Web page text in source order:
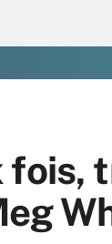
fois,